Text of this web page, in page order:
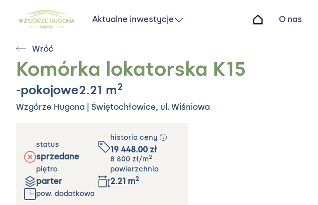
Aktualne inwestycje
Jaworzno - Geonova
Park
Katowice - Karliczka
Katowice - Prado
Południowy Zakątek
Świętochłowice -
Wzgórze Hugona
Świętochłowice -
Nowy Paryż
O nas
Wróć
Komórka lokatorska K15
-pokojowe2.21 m2
Wzgórze Hugona | Świętochłowice, ul. Wiśniowa
Wzgórze Hugona / Komórka lokatorska K15
-pokojowe 2.21 m2
status
sprzedane
historia ceny
19 448.00 zł
8 800 zł/m2
piętro
parter
powierzchnia
2.21 m2
pow. dodatkowa